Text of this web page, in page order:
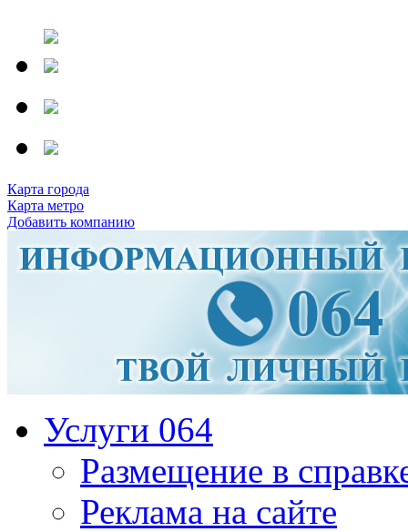
Карта города
Карта метро
Добавить компанию
Услуги 064
Размещение в
Реклама на сайте